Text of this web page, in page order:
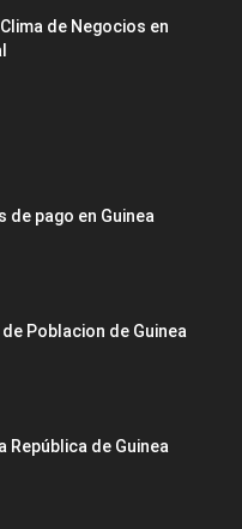
de Negocios en
de pago en Guinea
Poblacion de Guinea
República de Guinea